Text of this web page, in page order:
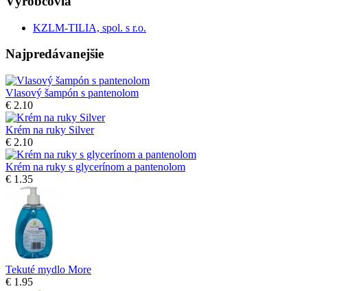
KZLM-TILIA, spol. s r.o.
Najpredávanejšie
Vlasový šampón s pantenolom
€ 2.10
Krém na ruky Silver
€ 2.10
Krém na ruky s glycerínom a pantenolom
€ 1.35
Tekuté mydlo More
€ 1.95